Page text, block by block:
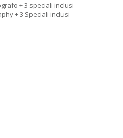
+ 3 speciali inclusi
+ 3 Speciali inclusi